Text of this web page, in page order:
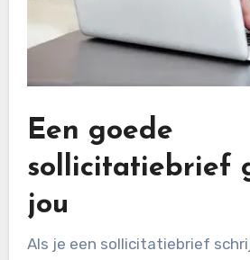
Een goede
sollicitatiebrief
jou
Als je een sollicitatiebrief